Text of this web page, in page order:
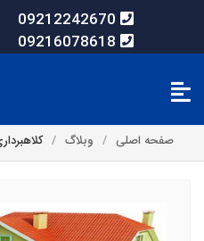
09212242670
09216078618
صفحه اصلی وبلاگ